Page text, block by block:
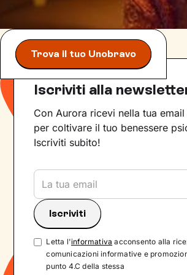
Trova il tuo Unobravo
Iscriviti alla
Con Aurora ricevi nella tua
per coltivare il tuo benessere
Iscriviti subito!
Letta l'informativa acconsento alla
comunicazioni informative e
punto 4.C della stessa